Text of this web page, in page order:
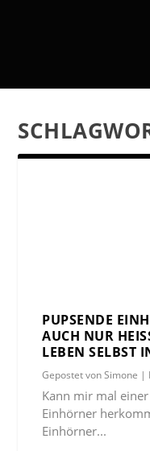
PUPSENDE
AUCH NUR
EBEN SELBST
Gepostet vonSimone |
Kann mir mal
Einhörner
Einhörner...